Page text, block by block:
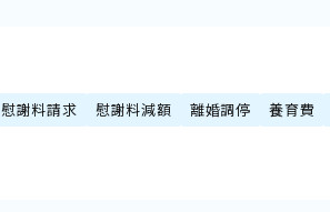
慰謝料請求 慰謝料減額 離婚調停
養育費